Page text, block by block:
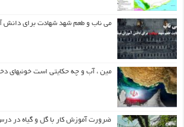
می ناب و طعم شهد شهادت برای دانش
مین ، آب و چه حکایتی است خونبهای
ضرورت آموزش کار با گل و گیاه در